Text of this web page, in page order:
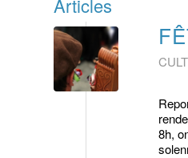
Articles
8h,